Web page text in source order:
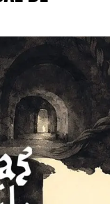
que pueden
y los
para
arte y vivir
mes.»
continúan
de Danza del
niños de entre 6 y
esta institución
portal de
las 24 horas.
como
en vida.